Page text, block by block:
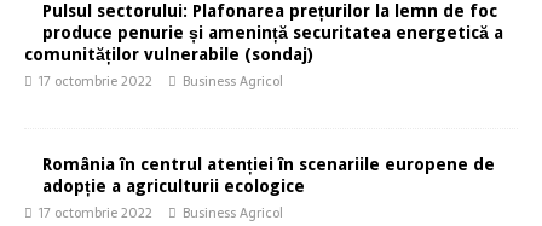
Pulsul sectorului: Plafonarea prețurilor la lemn de foc
produce penurie și amenință securitatea energetică a
comunităților vulnerabile (sondaj)
17 octombrie 2022 Business Agricol
România în centrul atenției în scenariile europene de
adopție a agriculturii ecologice
17 octombrie 2022 Business Agricol